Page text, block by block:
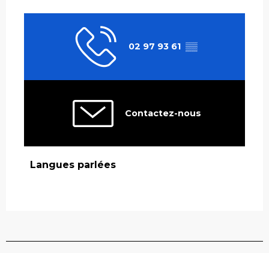
02 97 93 61 ▒▒
Contactez-nous
Langues parlées
Langues parlées